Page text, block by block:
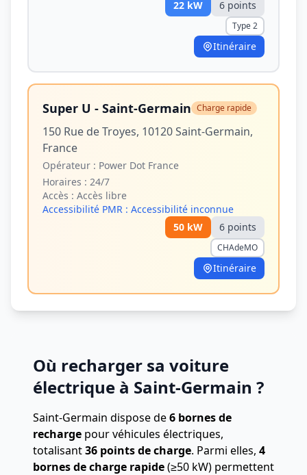
22 kW 6 points
Type 2
Itinéraire
Super U - Saint-Germain Charge rapide
150 Rue de Troyes, 10120 Saint-Germain,
France
Opérateur : Power Dot France
Horaires : 24/7
Accès : Accès libre
Accessibilité PMR : Accessibilité inconnue
50 kW 6 points
CHAdeMO
Itinéraire
Où recharger sa voiture
électrique à Saint-Germain ?
Saint-Germain dispose de6 bornes de
recharge pour véhicules électriques,
totalisant36 points de charge. Parmi elles, 4
bornes de charge rapide(≥50 kW) permettent